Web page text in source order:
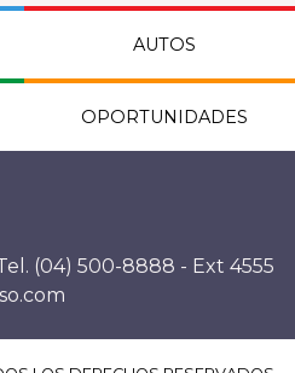
AUTOS
OPORTUNIDADES
(04) 500-8888 - Ext 4555